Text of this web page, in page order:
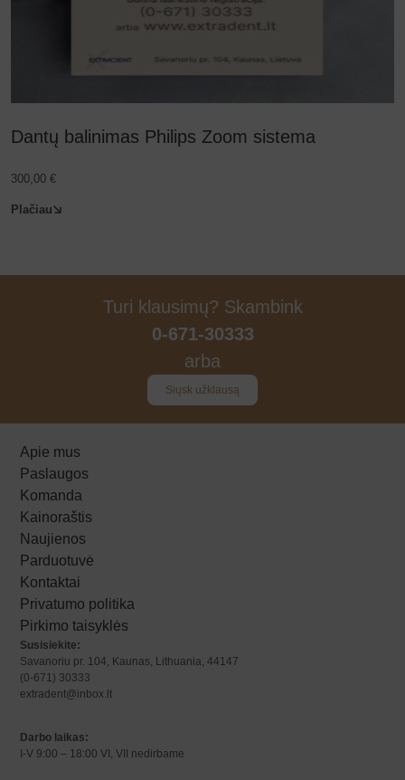
Dantų balinimas Philips Zoom sistema
300,00 €
Plačiau
Turi klausimų? Skambink
0-671-30333
arba
Siųsk užklausą
Apie mus
Paslaugos
Komanda
Kainoraštis
Naujienos
Parduotuvė
Kontaktai
Privatumo politika
Pirkimo taisyklės
Susisiekite:
Savanoriu pr. 104, Kaunas, Lithuania, 44147
(0-671) 30333
extradent@inbox.lt
Darbo laikas:
I-V 9:00 – 18:00 VI, VII nedirbame